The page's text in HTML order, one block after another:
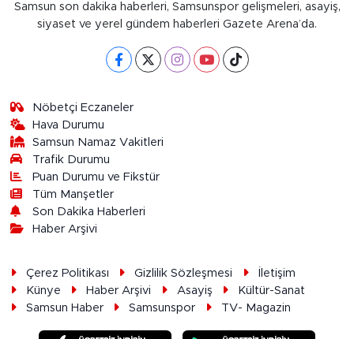
Samsun son dakika haberleri, Samsunspor gelişmeleri, asayiş,
siyaset ve yerel gündem haberleri Gazete Arena’da.
Nöbetçi Eczaneler
Hava Durumu
Samsun Namaz Vakitleri
Trafik Durumu
Puan Durumu ve Fikstür
Tüm Manşetler
Son Dakika Haberleri
Haber Arşivi
Çerez Politikası Gizlilik Sözleşmesi
İletişim
Künye
Haber Arşivi Asayiş
Kültür-Sanat
Samsun Haber
Samsunspor TV- Magazin